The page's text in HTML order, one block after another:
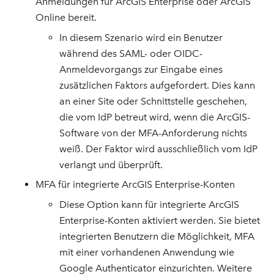
Online bereit.
In diesem Szenario wird ein Benutzer
während des SAML- oder OIDC-
Anmeldevorgangs zur Eingabe eines
zusätzlichen Faktors aufgefordert. Dies kann
an einer Site oder Schnittstelle geschehen,
die vom IdP betreut wird, wenn die ArcGIS-
Software von der MFA-Anforderung nichts
weiß. Der Faktor wird ausschließlich vom IdP
verlangt und überprüft.
MFA für integrierte ArcGIS Enterprise-Konten
Diese Option kann für integrierte ArcGIS
Enterprise-Konten aktiviert werden. Sie bietet
integrierten Benutzern die Möglichkeit, MFA
mit einer vorhandenen Anwendung wie
Google Authenticator einzurichten. Weitere